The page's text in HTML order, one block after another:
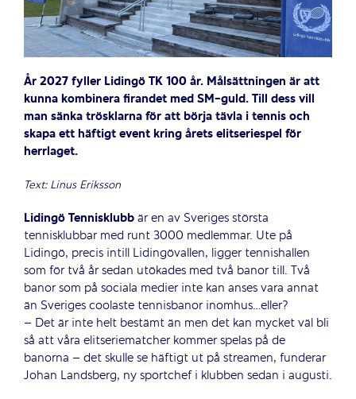
År 2027 fyller Lidingö TK 100 år. Målsättningen är att
kunna kombinera firandet med SM-guld. Till dess vill
man sänka trösklarna för att börja tävla i tennis och
skapa ett häftigt event kring årets elitseriespel för
herrlaget.
Text: Linus Eriksson
Lidingö Tennisklubbär en av Sveriges största
tennisklubbar med runt 3000 medlemmar. Ute på
Lidingö, precis intill Lidingövallen, ligger tennishallen
som för två år sedan utökades med två banor till. Två
banor som på sociala medier inte kan anses vara annat
än Sveriges coolaste tennisbanor inomhus…eller?
– Det är inte helt bestämt än men det kan mycket väl bli
så att våra elitseriematcher kommer spelas på de
banorna – det skulle se häftigt ut på streamen, funderar
Johan Landsberg, ny sportchef i klubben sedan i augusti.